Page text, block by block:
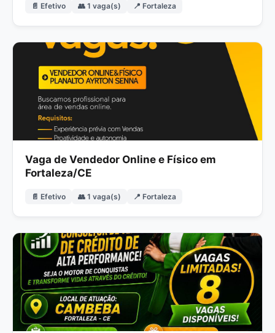
📄 Efetivo 👥 1 vaga(s) 📍 Fortaleza
Vaga de Vendedor Online e Físico em
Fortaleza/CE
📄 Efetivo 👥 1 vaga(s) 📍 Fortaleza